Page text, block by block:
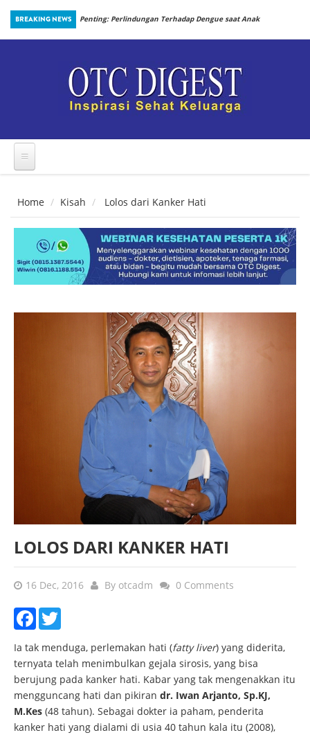
Skip to main content
BREAKING NEWS
Prosedur
Penting: Perlindungan Terhadap Dengue saat Anak
Home Kisah Lolos dari Kanker Hati
LOLOS DARI KANKER HATI
16 Dec, 2016 By otcadm 0 Comments
Facebook
Ia tak menduga, perlemakan hati (fatty liver) yang diderita,
ternyata telah menimbulkan gejala sirosis, yang bisa
berujung pada kanker hati. Kabar yang tak mengenakkan itu
mengguncang hati dan pikiran dr. Iwan Arjanto, Sp.KJ,
M.Kes (48 tahun). Sebagai dokter ia paham, penderita
kanker hati yang dialami di usia 40 tahun kala itu (2008),